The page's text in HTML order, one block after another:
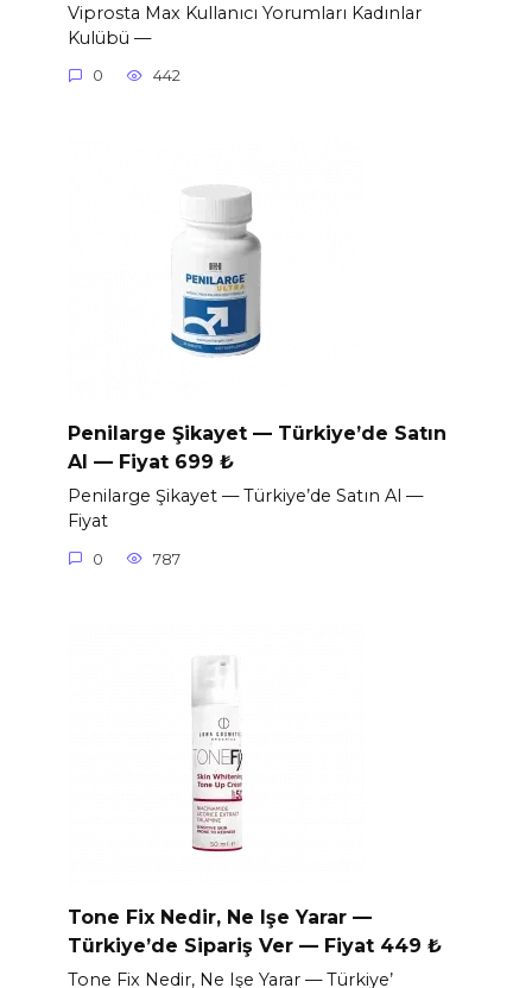
Viprosta Max Kullanıcı Yorumları Kadınlar
Kulübü —
0 442
Penilarge Şikayet — Türkiye’de Satın
Al — Fiyat 699 ₺
Penilarge Şikayet — Türkiye’de Satın Al —
Fiyat
0 787
Tone Fix Nedir, Ne Işe Yarar —
Türkiye’de Sipariş Ver — Fiyat 449 ₺
Tone Fix Nedir, Ne Işe Yarar — Türkiye’